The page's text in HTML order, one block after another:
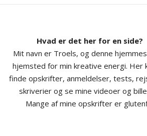
Hvad er det her for en side?
Mit navn er Troels, og denne
hjemsted for min kreative energi. Her
finde opskrifter, anmeldelser, tests,
skriverier og se mine videoer og
Mange af mine opskrifter er